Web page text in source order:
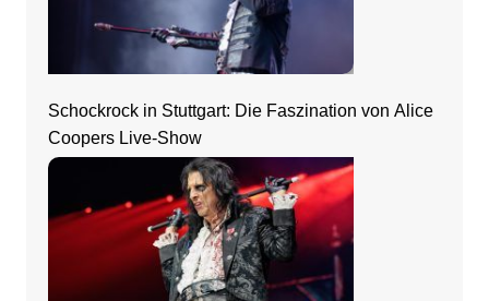
Schockrock in Stuttgart: Die Faszination von Alice
Coopers Live-Show